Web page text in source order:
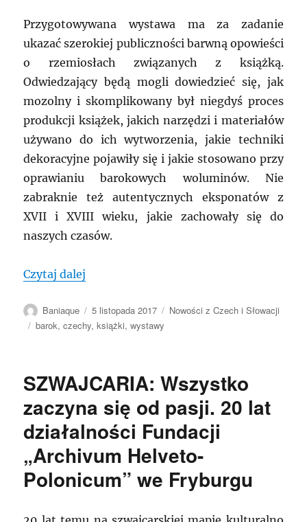
Przygotowywana wystawa ma za zadanie
ukazać szerokiej publiczności barwną opowieści
o rzemiosłach związanych z książką.
Odwiedzający będą mogli dowiedzieć się, jak
mozolny i skomplikowany był niegdyś proces
produkcji książek, jakich narzędzi i materiałów
używano do ich wytworzenia, jakie techniki
dekoracyjne pojawiły się i jakie stosowano przy
oprawianiu barokowych woluminów. Nie
zabraknie też autentycznych eksponatów z
XVII i XVIII wieku, jakie zachowały się do
naszych czasów.
Czytaj dalej
Autor
Baniaque
Data
publikacji
5 listopada 2017 Kategorie
Nowości z Czech i Słowacji
Tagi
barok,czechy,książki,wystawy
SZWAJCARIA: Wszystko
zaczyna się od pasji. 20 lat
działalności Fundacji
„Archivum Helveto-
Polonicum” we Fryburgu